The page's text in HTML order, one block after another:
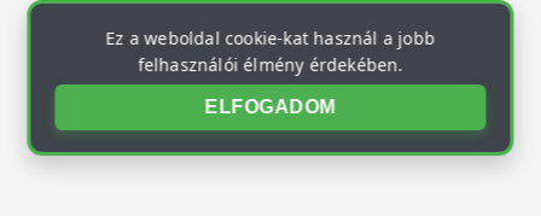
Ez a weboldal cookie-kat használ a jobb
felhasználói élmény érdekében.
ELFOGADOM